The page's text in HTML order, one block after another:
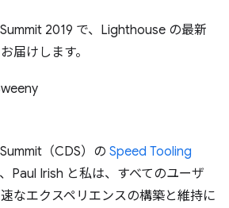
2019 で、Lighthouse の最新
届けします。
（CDS）の Speed Tooling
Paul Irish と私は、すべてのユーザ
なエクスペリエンスの構築と維持に